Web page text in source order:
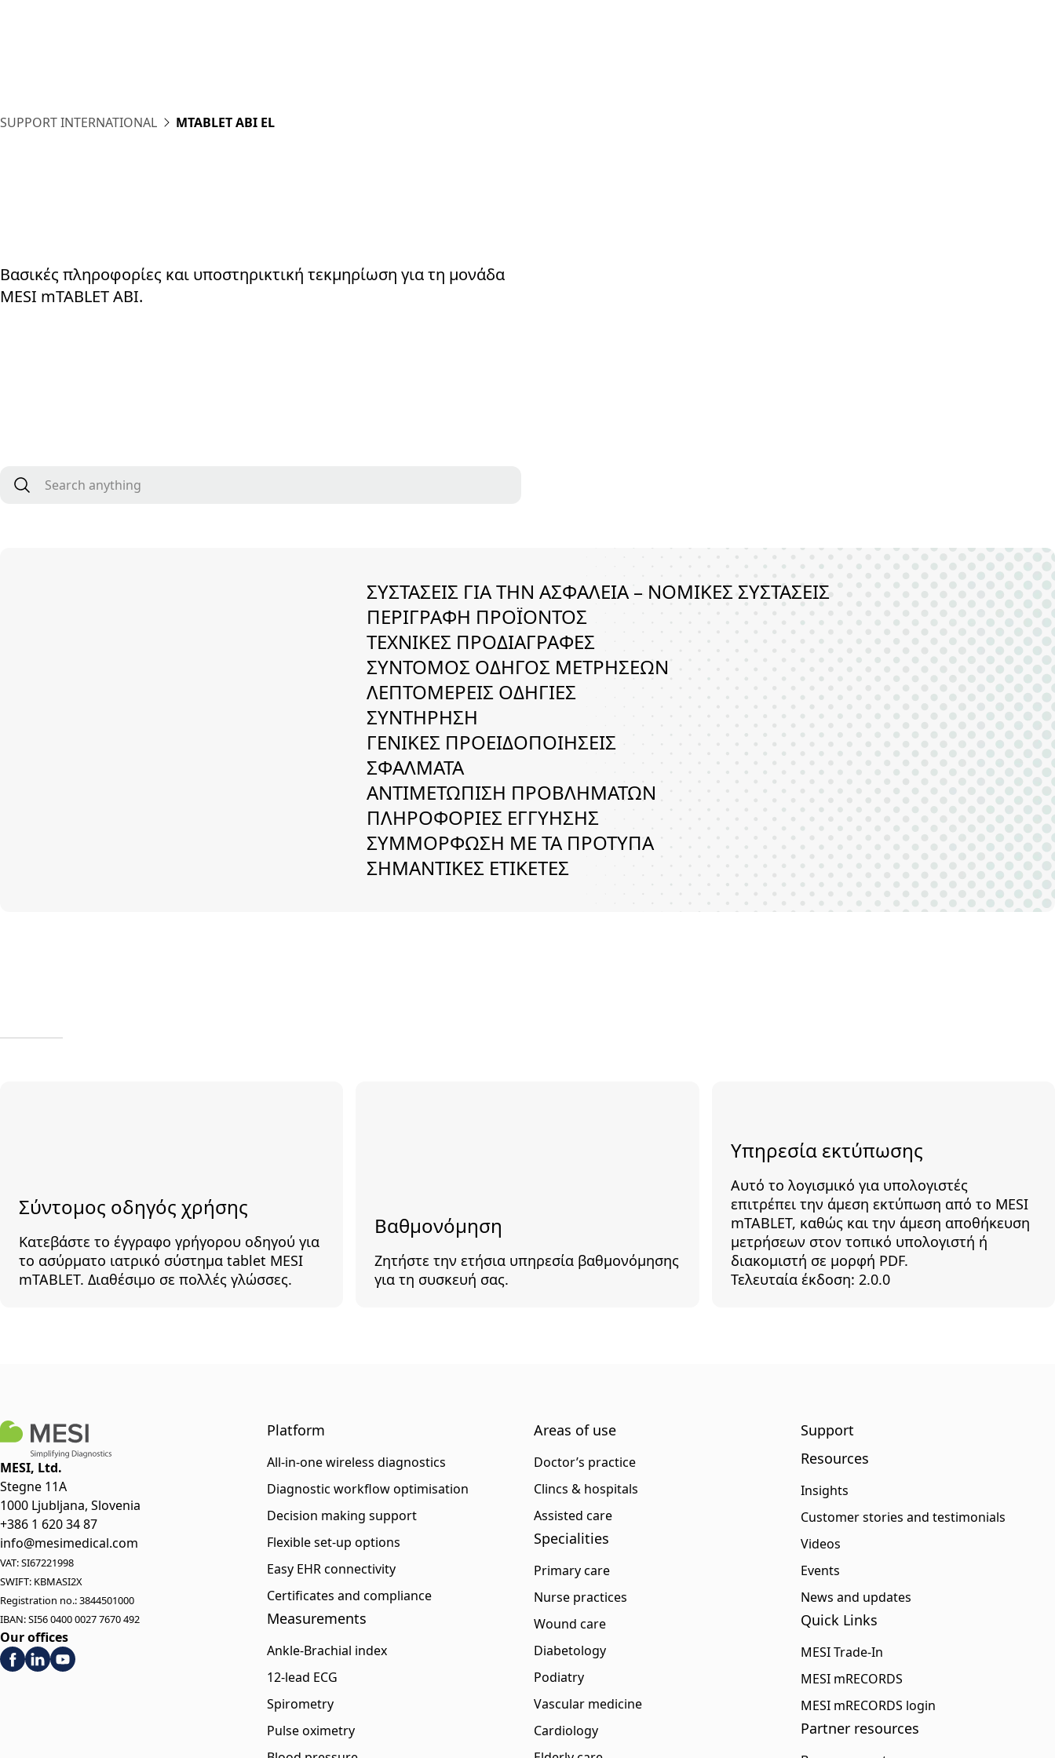
SUPPORT INTERNATIONAL MTABLET ABI EL
Βασικές πληροφορίες και υποστηρικτική τεκμηρίωση για τη μονάδα
MESI mTABLET ABI.
ΣΥΣΤΑΣΕΙΣ ΓΙΑ ΤΗΝ ΑΣΦΑΛΕΙΑ – ΝΟΜΙΚΕΣ ΣΥΣΤΑΣΕΙΣ
ΠΕΡΙΓΡΑΦΗ ΠΡΟΪΟΝΤΟΣ
ΤΕΧΝΙΚΕΣ ΠΡΟΔΙΑΓΡΑΦΕΣ
ΣΥΝΤΟΜΟΣ ΟΔΗΓΟΣ ΜΕΤΡΗΣΕΩΝ
ΛΕΠΤΟΜΕΡΕΙΣ ΟΔΗΓΙΕΣ
ΣΥΝΤΗΡΗΣΗ
ΓΕΝΙΚΕΣ ΠΡΟΕΙΔΟΠΟΙΗΣΕΙΣ
ΣΦΑΛΜΑΤΑ
ΑΝΤΙΜΕΤΩΠΙΣΗ ΠΡΟΒΛΗΜΑΤΩΝ
ΠΛΗΡΟΦΟΡΙΕΣ ΕΓΓΥΗΣΗΣ
ΣΥΜΜΟΡΦΩΣΗ ΜΕ ΤΑ ΠΡΟΤΥΠΑ
ΣΗΜΑΝΤΙΚΕΣ ΕΤΙΚΕΤΕΣ
Σύντομος οδηγός χρήσης
Κατεβάστε το έγγραφο γρήγορου οδηγού για
το ασύρματο ιατρικό σύστημα tablet MESI
mTABLET. Διαθέσιμο σε πολλές γλώσσες.
Βαθμονόμηση
Ζητήστε την ετήσια υπηρεσία βαθμονόμησης
για τη συσκευή σας.
Υπηρεσία εκτύπωσης
Αυτό το λογισμικό για υπολογιστές
επιτρέπει την άμεση εκτύπωση από το MESI
mTABLET, καθώς και την άμεση αποθήκευση
μετρήσεων στον τοπικό υπολογιστή ή
διακομιστή σε μορφή PDF.
Τελευταία έκδοση: 2.0.0
MESI, Ltd.
Stegne 11A
1000 Ljubljana, Slovenia
+386 1 620 34 87
info@mesimedical.com
VAT: SI67221998
SWIFT: KBMASI2X
Registration no.: 3844501000
IBAN: SI56 0400 0027 7670 492
Our offices
Platform
All-in-one wireless diagnostics
Diagnostic workflow optimisation
Decision making support
Flexible set-up options
Easy EHR connectivity
Certificates and compliance
Measurements
Ankle-Brachial index
12-lead ECG
Spirometry
Pulse oximetry
Areas of use
Doctor’s practice
Clincs & hospitals
Assisted care
Specialities
Primary care
Nurse practices
Wound care
Diabetology
Podiatry
Vascular medicine
Cardiology
Support
Resources
Insights
Customer stories and testimonials
Videos
Events
News and updates
Quick Links
MESI Trade-In
MESI mRECORDS
MESI mRECORDS login
Partner resources